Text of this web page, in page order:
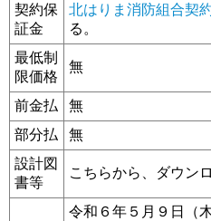
契約保
証金
北はりま消防組合契
る。
最低制
限価格
無
前金払
無
部分払
無
設計図
書等
こちらから、ダウン
令和６年５月９日（